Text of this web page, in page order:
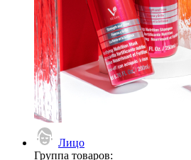
Лицо
Группа товаров: